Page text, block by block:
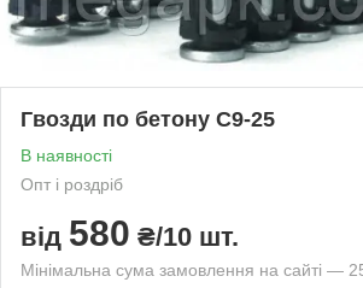
Гвозди по бетону C9-25
В наявності
Опт і роздріб
від 580 ₴/10 шт.
Мінімальна сума замовлення на сайті —